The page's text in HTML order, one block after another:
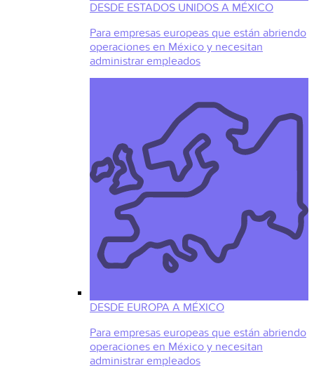
DESDE ESTADOS UNIDOS A MÉXICO
Para empresas europeas que están abriendo
operaciones en México y necesitan
administrar empleados
DESDE EUROPA A MÉXICO
Para empresas europeas que están abriendo
operaciones en México y necesitan
administrar empleados